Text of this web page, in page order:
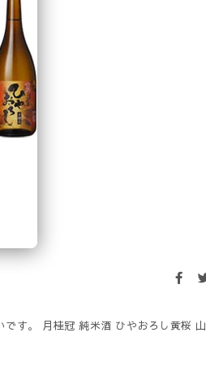
す。 月桂冠 純米酒 ひやおろし黄桜 山